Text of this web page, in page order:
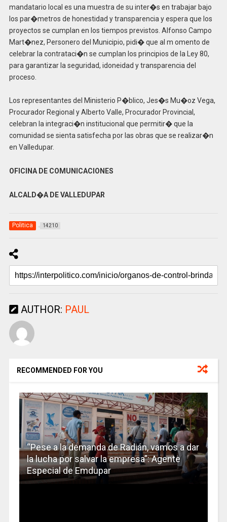
mandatario local es una muestra de su inter�s en trabajar bajo
los par�metros de honestidad y transparencia y espera que los
proyectos se cumplan en los tiempos previstos. Alfonso Campo
Mart�nez, Personero del Municipio, pidi� que al m omento de
celebrar la contrataci�n se cumplan los principios de la Ley 80,
para garantizar la seguridad, idoneidad y transparencia del
proceso.
Los representantes del Ministerio P�blico, Jes�s Mu�oz Vega,
Procurador Regional y Alberto Valle, Procurador Provincial,
celebran la integraci�n institucional que permitir� que la
comunidad se sienta satisfecha por las obras que se realizar�n
en Valledupar.
OFICINA DE COMUNICACIONES
ALCALD�A DE VALLEDUPAR
Politica 14210
AUTHOR: PAUL
RECOMMENDED FOR YOU
“Pese a la demanda de Radián, vamos a dar
la lucha por salvar la empresa”: Agente
Especial de Emdupar